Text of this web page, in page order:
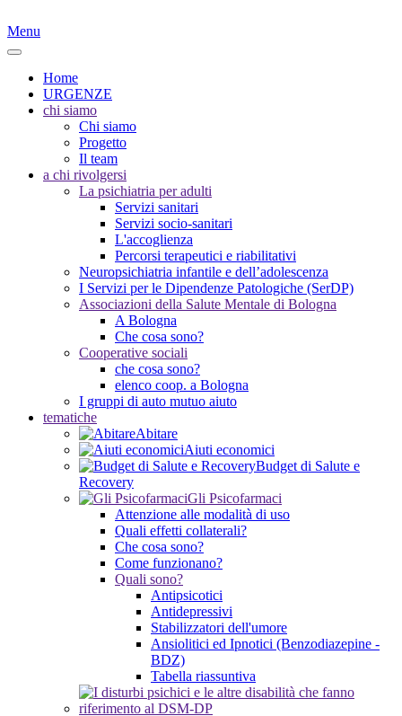
Menu
Home
URGENZE
chi siamo
Chi siamo
Progetto
Il team
a chi rivolgersi
La psichiatria per adulti
Servizi sanitari
Servizi socio-sanitari
L'accoglienza
Percorsi terapeutici e riabilitativi
Neuropsichiatria infantile e dell’adolescenza
I Servizi per le Dipendenze Patologiche (SerDP)
Associazioni della Salute Mentale di Bologna
A Bologna
Che cosa sono?
Cooperative sociali
che cosa sono?
elenco coop. a Bologna
I gruppi di auto mutuo aiuto
tematiche
Abitare
Aiuti economici
Budget di Salute e
Recovery
Gli Psicofarmaci
Attenzione alle modalità di uso
Quali effetti collaterali?
Che cosa sono?
Come funzionano?
Quali sono?
Antipsicotici
Antidepressivi
Stabilizzatori dell'umore
Ansiolitici ed Ipnotici (Benzodiazepine -
BDZ)
Tabella riassuntiva